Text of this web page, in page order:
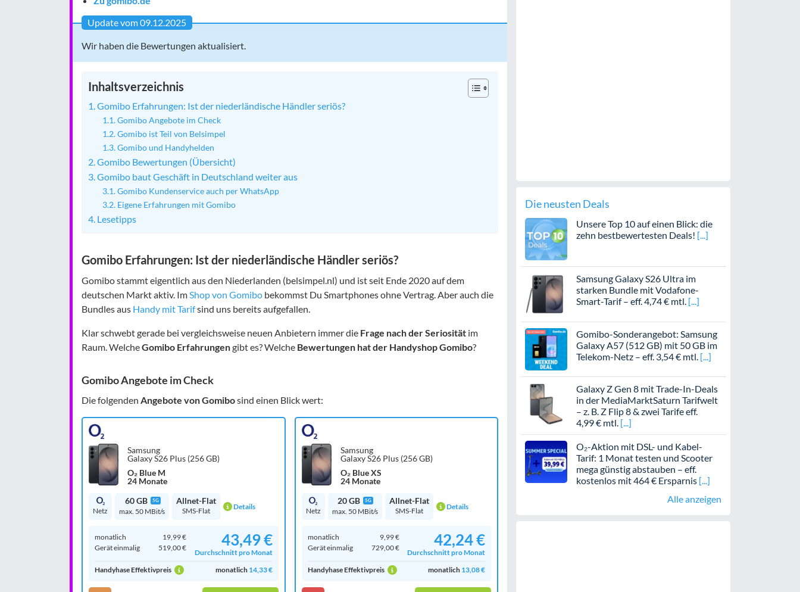
Update vom 09.12.2025
Wir haben die Bewertungen aktualisiert.
Inhaltsverzeichnis
Gomibo Erfahrungen: Ist der niederländische Händler seriös?
Gomibo Angebote im Check
Gomibo ist Teil von Belsimpel
Gomibo und Handyhelden
Gomibo Bewertungen (Übersicht)
Gomibo baut Geschäft in Deutschland weiter aus
Gomibo Kundenservice auch per WhatsApp
Eigene Erfahrungen mit Gomibo
Lesetipps
Gomibo Erfahrungen: Ist der niederländische Händler seriös?
Gomibo stammt eigentlich aus den Niederlanden (belsimpel.nl) und ist seit Ende 2020 auf dem
deutschen Markt aktiv. Im Shop von Gomibo bekommst Du Smartphones ohne Vertrag. Aber auch die
Bundles aus Handy mit Tarifsind uns bereits aufgefallen.
Klar schwebt gerade bei vergleichsweise neuen Anbietern immer die Frage nach der Seriosität im
Raum. WelcheGomibo Erfahrungengibt es? Welche Bewertungen hat der Handyshop Gomibo?
Gomibo Angebote im Check
Die folgenden Angebote von Gomibosind einen Blick wert:
Samsung
Galaxy S26 Plus (256 GB)
O₂ Blue M
24 Monate
Netz
60 GB 5G
max. 50 MBit/s
Allnet-Flat
SMS-Flat Details
monatlich
19,99 €
Gerät einmalig
519,00 € 43,49 €
Durchschnitt pro Monat
Handyhase Effektivpreis
monatlich 14,33 €
Samsung
Galaxy S26 Plus (256 GB)
O₂ Blue XS
24 Monate
Netz
20 GB 5G
max. 50 MBit/s
Allnet-Flat
SMS-Flat Details
monatlich
9,99 €
Gerät einmalig
729,00 € 42,24 €
Durchschnitt pro Monat
Handyhase Effektivpreis
monatlich 13,08 €
Die neusten Deals
Unsere Top 10 auf einen Blick: die
zehn bestbewertesten Deals!
Samsung Galaxy S26 Ultra im
starken Bundle mit Vodafone-
Smart-Tarif – eff. 4,74 € mtl.
Gomibo-Sonderangebot: Samsung
Galaxy A57 (512 GB) mit 50 GB im
Telekom-Netz – eff. 3,54 € mtl.
Galaxy Z Gen 8 mit Trade-In-Deals
in der MediaMarktSaturn Tarifwelt
– z. B. Z Flip 8 & zwei Tarife eff.
4,99 € mtl.
O₂-Aktion mit DSL- und Kabel-
Tarif: 1 Monat testen und Scooter
mega günstig abstauben – eff.
kostenlos mit 464 € Ersparnis
Alle anzeigen